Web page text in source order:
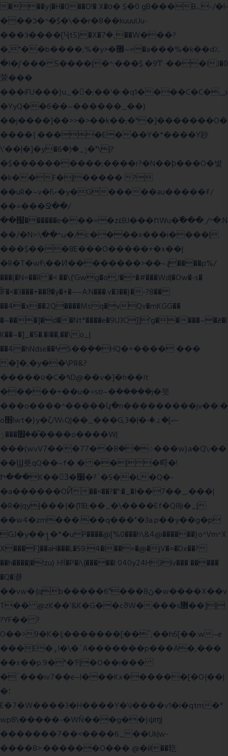
���y{�H�0��O!� X�о� $�0 gB���Bے-/�l-
���כ�^�$�\��r�8��kuuuUu-
���ӭ����[Ҷt5)�X�܉�7��W���?
�,"��b����,%�y>�޼~=�a���%�k��d؉
�I�į'��� 5����|�^:���$.�9Ͳ ·���IJ�0
荥���
���iFU���}u_��;��'�:�q1����C�C�_;i
�YyQ��6��~������_��}
��j����]��>>�>��k��;�"�]�������O�
����{ ����E���Y�*����Y䟞
\'��|�]�y�ݱ_�(�6�"\|?
�$����������;����r?�N��ϸ���O�볓
�k��F�|����� ?
��uR�~v�Fށ�y�G�����au�����ꑷ/
��=���Ջ��/
��՗������e���=�zεBJ���חWu�߰���˯/^�.N
��/�N>ߎ^��\܃�/c����x���i����|
���$���ܿ8E���O�����+�x��|
�R�T�wɬ\� �И��������>��~ɻ����p%/
���(�N=��R �< ��\{'Gwg�o,!�^�#���Wd|�Ow�-s�
ĬF�<�3���+��8ͣ�y�+�~~A:N���.v�3��}�-?8��
��4�x��2Q����Msq�vQv�mKGG��
�~���]�d��Nt*����e�9U3C]]'g�����~�ƶ�l
K��~�]_�5�.�I��,��\o_|
��4�hNdse��ϟS��ܷ��HQ�+���� ���
�]�,�y��\P8&?
�����ʋ�C�۹D@��v�]�h��It
�����+��u�=sο~�ܿ�����j�믯
���o����^�����կ�n���������jv��:�
o׫lwt�}y�ζ/W˫Q|��_���G,3�|�ޝ]�ۿ.�-
�׿���ۯ�ͫ����o����W|
���(wvV܀��8��77���7���w}a�Q\܃��
��Ϣ룟qQ��~f� � ��|�㽟�!
Ի���K��3ٓ�׸�?`�S��L�Q�-
�a������OЙ��<��?�":�_�I��7��_.���|
�R�|qy|���{�{11B;��_�\����Ef�Q8|i�_|
��w4�zm���.��q���"�3a.p��y��g�p
GJ�y��႑�*�uP����@[%0���h\&4@������}o^Vm^X
X���F]��aH���L�S9:4�l��=�@�jV�=�Dx��?
��h����|�!zu} H!Ī�P�i\{�����l 040y24H3lv��� �����
�Q�瀞
��vw�{qb�����6"���8ڻ�w����X��v
T�� @zK��'&K�G��cϑW����s޾��]|
?YF�� ?
O��>9�K�{;�������[��˝;��h6[��:w~e
���E�ۅl�\�`A�������p���A�,���
��x��p.9�"�'F|�O��i���
�`���iv7��e~l���Kx������[�O{��|
�؛
E�7�W����3�H����Y�\l����v1�i�qtm�°
wp8\�����-�WŇ���g��}ψɱ|
�������7��<����6_��Uk|w-
����8>:������O��� @�ӣ��䢀